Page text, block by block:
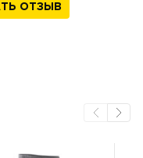
ОТЗЫВ